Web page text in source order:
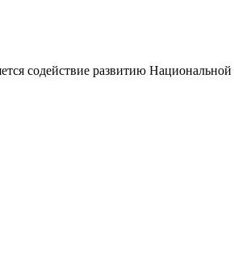
содействие развитию